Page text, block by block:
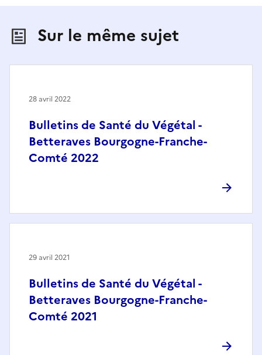
Sur le même sujet
Bulletins de Santé du Végétal -
Betteraves Bourgogne-Franche-
Comté 2022
28 avril 2022
Bulletins de Santé du Végétal -
Betteraves Bourgogne-Franche-
Comté 2021
29 avril 2021